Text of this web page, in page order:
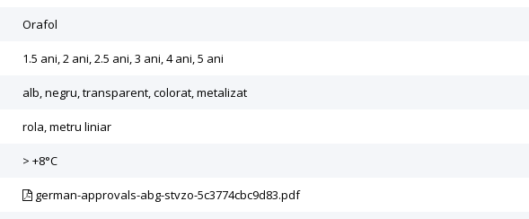
Orafol
1.5 ani, 2 ani, 2.5 ani, 3 ani, 4 ani, 5 ani
alb, negru, transparent, colorat, metalizat
rola, metru liniar
> +8°C
german-approvals-abg-stvzo-5c3774cbc9d83.pdf